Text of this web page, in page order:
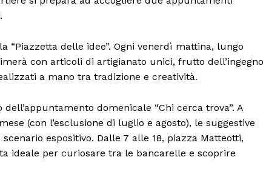
delle idee”. Ogni venerdì mattina, lungo
con articoli di artigianato unici, frutto dell’ingegno
a mano tra tradizione e creatività.
domenicale “Chi cerca trova”. A
(con l’esclusione di luglio e agosto), le suggestive
espositivo. Dalle 7 alle 18, piazza Matteotti,
ideale per curiosare tra le bancarelle e scoprire